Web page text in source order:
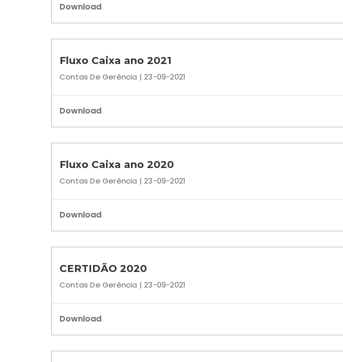
Download
Fluxo Caixa ano 2021
Contas De Gerência | 23-09-2021
Download
Fluxo Caixa ano 2020
Contas De Gerência | 23-09-2021
Download
CERTIDÃO 2020
Contas De Gerência | 23-09-2021
Download